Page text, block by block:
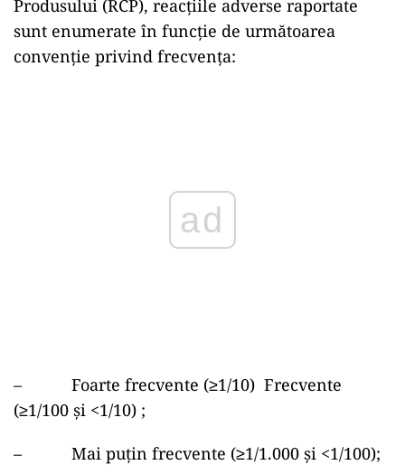
Produsului (RCP), reacțiile adverse raportate
sunt enumerate în funcție de următoarea
convenție privind frecvența:
– Foarte frecvente (≥1/10) Frecvente
(≥1/100 și <1/10) ;
– Mai puțin frecvente (≥1/1.000 și <1/100);